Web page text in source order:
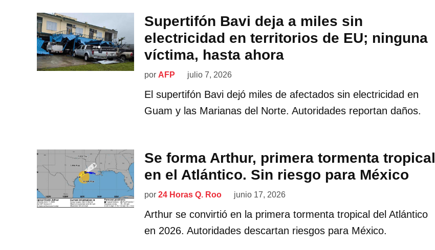
Supertifón Bavi deja a miles sin
electricidad en territorios de EU; ninguna
víctima, hasta ahora
por AFP julio 7, 2026
El supertifón Bavi dejó miles de afectados sin electricidad en
Guam y las Marianas del Norte. Autoridades reportan daños.
Se forma Arthur, primera tormenta tropical
en el Atlántico. Sin riesgo para México
por 24 Horas Q. Roo junio 17, 2026
Arthur se convirtió en la primera tormenta tropical del Atlántico
en 2026. Autoridades descartan riesgos para México.